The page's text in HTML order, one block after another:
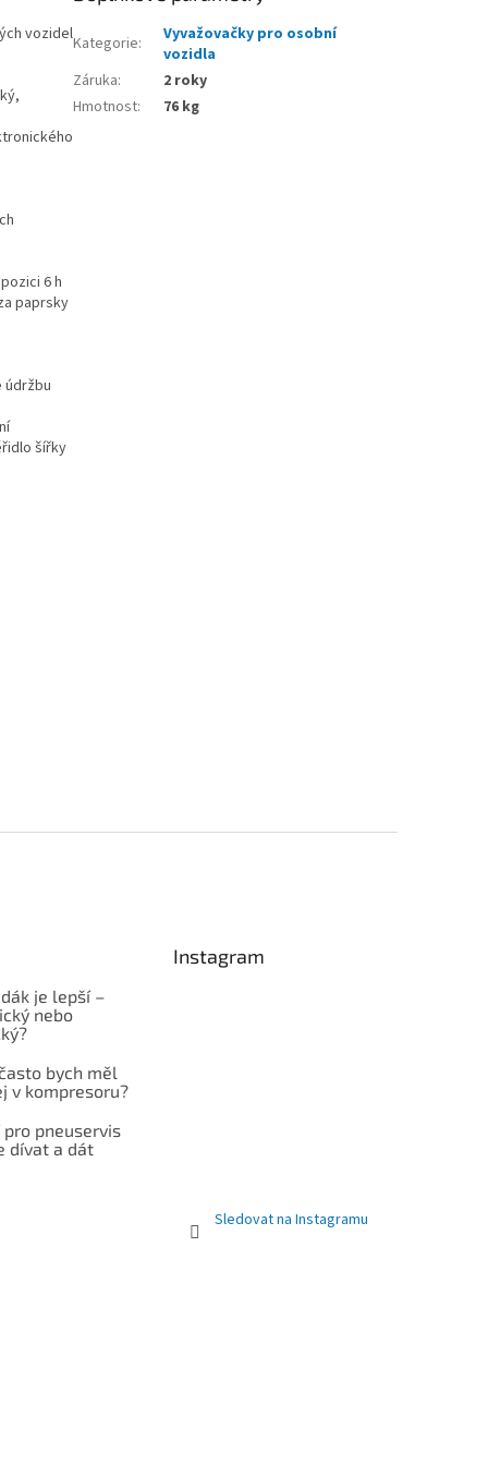
vozidel
6 h
paprsky
údržbu
šířky
Kategorie:
Vyvažovačky pro osobní
vozidla
Záruka:
2 roky
Hmotnost: 76 kg
je lepší –
nebo
bych měl
v kompresoru?
pro pneuservis
dívat a dát
Instagram
Sledovat na Instagramu